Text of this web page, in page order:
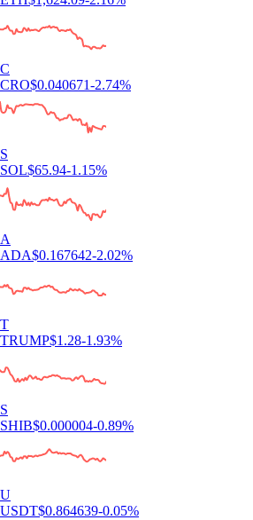
C
CRO$0.040671-2.74%
S
SOL$65.94-1.15%
A
ADA$0.167642-2.02%
T
TRUMP$1.28-1.93%
S
SHIB$0.000004-0.89%
U
USDT$0.864639-0.05%